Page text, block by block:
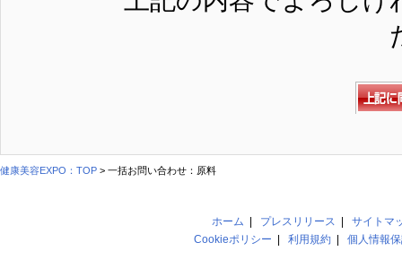
健康美容EXPO：TOP > 一括お問い合わせ：原料
ホーム プレスリリース |サイトマ
Cookieポリシー
|利用規約 |個人情報